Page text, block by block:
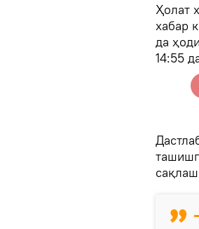
Ҳолат
хабар
да
14:55